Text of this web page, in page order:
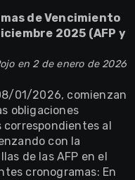
de Vencimiento
2025 (AFP y
en 2 de enero de 2026
01/2026, comienzan
obligaciones
correspondientes al
con la
de las AFP en el
cronogramas: En